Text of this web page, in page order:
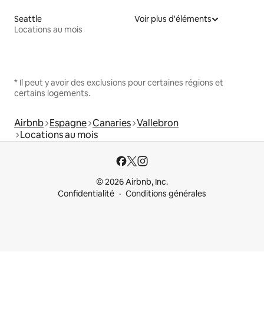
Seattle
Locations au mois
Voir plus d'éléments
* Il peut y avoir des exclusions pour certaines régions et
certains logements.
Airbnb Espagne Canaries Vallebron
Locations au mois
© 2026 Airbnb, Inc.
Confidentialité
Conditions générales